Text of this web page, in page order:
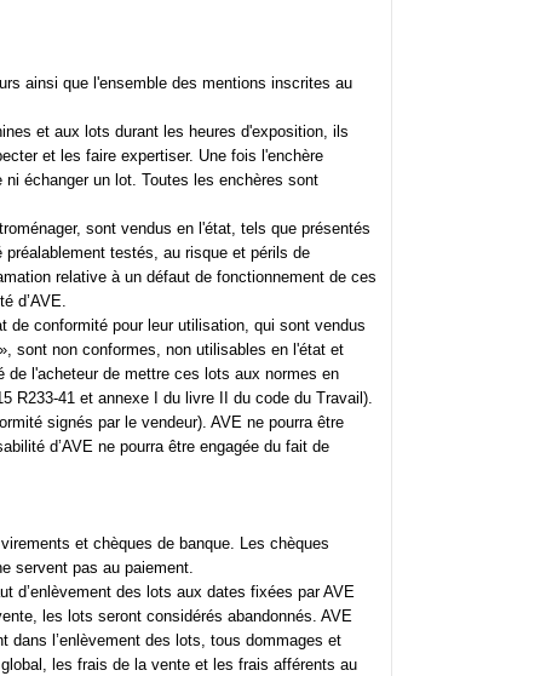
ainsi que l'ensemble des mentions inscrites au
et aux lots durant les heures d'exposition, ils
et les faire expertiser. Une fois l'enchère
échanger un lot. Toutes les enchères sont
sont vendus en l'état, tels que présentés
testés, au risque et périls de
relative à un défaut de fonctionnement de ces
d’AVE.
de conformité pour leur utilisation, qui sont vendus
sont non conformes, non utilisables en l'état et
l'acheteur de mettre ces lots aux normes en
R233-41 et annexe I du livre II du code du Travail).
signés par le vendeur). AVE ne pourra être
d’AVE ne pourra être engagée du fait de
et chèques de banque. Les chèques
servent pas au paiement.
d’enlèvement des lots aux dates fixées par AVE
les lots seront considérés abandonnés. AVE
dans l’enlèvement des lots, tous dommages et
les frais de la vente et les frais afférents au